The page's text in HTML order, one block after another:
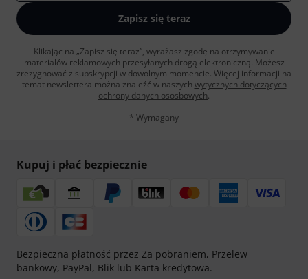
Zapisz się teraz
Klikając na „Zapisz się teraz”, wyrażasz zgodę na otrzymywanie
materialów reklamowych przesyłanych drogą elektroniczną. Możesz
zrezygnować z subskrypcji w dowolnym momencie. Więcej informacji na
temat newslettera można znaleźć w naszych wytycznych dotyczących
ochrony danych ososbowych.
* Wymagany
Kupuj i płać bezpiecznie
Bezpieczna płatność przez Za pobraniem, Przelew
bankowy, PayPal, Blik lub Karta kredytowa.